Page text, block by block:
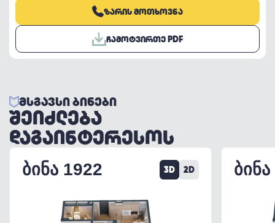
ᲖᲐᲠᲘᲡ ᲛᲝᲗᲮᲝᲕᲜᲐ
ᲩᲐᲛᲝᲢᲕᲘᲠᲗᲔ PDF
ᲛᲡᲒᲐᲕᲡᲘ ᲑᲘᲜᲔᲑᲘ
ᲨᲔᲘᲫᲚᲔᲑᲐ
ᲓᲐᲒᲐᲘᲜᲢᲔᲠᲔᲡᲝᲡ
ᲑᲘᲜᲐ 1922 3D 2D